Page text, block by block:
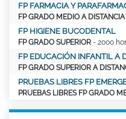
FP FARMACIA Y
FP GRADO MEDIO A DISTANCIA
FP HIGIENE BUCODENTAL
FP GRADO SUPERIOR - 2000
FP EDUCACIÓN INFANTIL A
FP GRADO SUPERIOR A
PRUEBAS LIBRES FP
PRUEBAS LIBRES FP GRADO